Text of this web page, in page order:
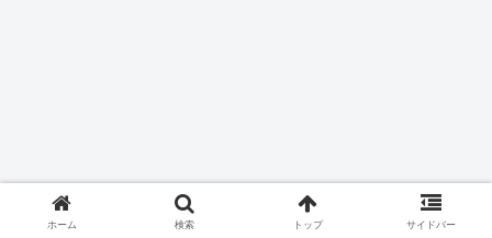
ホーム 検索 トップ サイドバー